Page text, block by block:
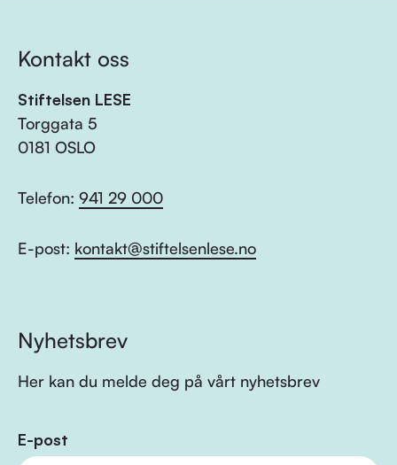
Kontakt oss
Stiftelsen LESE
Torggata 5
0181 OSLO
Telefon: 941 29 000
E-post: kontakt@stiftelsenlese.no
Nyhetsbrev
Her kan du melde deg på vårt nyhetsbrev
E-post